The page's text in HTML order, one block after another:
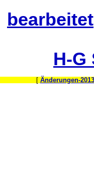
bearbeitet
H-G
[ Änderungen-2013